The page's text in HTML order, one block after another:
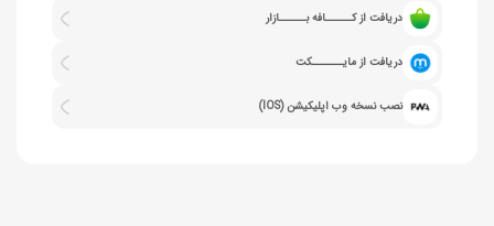
دریافت از کــــــافه بــــــازار
دریافت از مایـــــــکت
نصب نسخه وب اپلیکیشن (IOS)